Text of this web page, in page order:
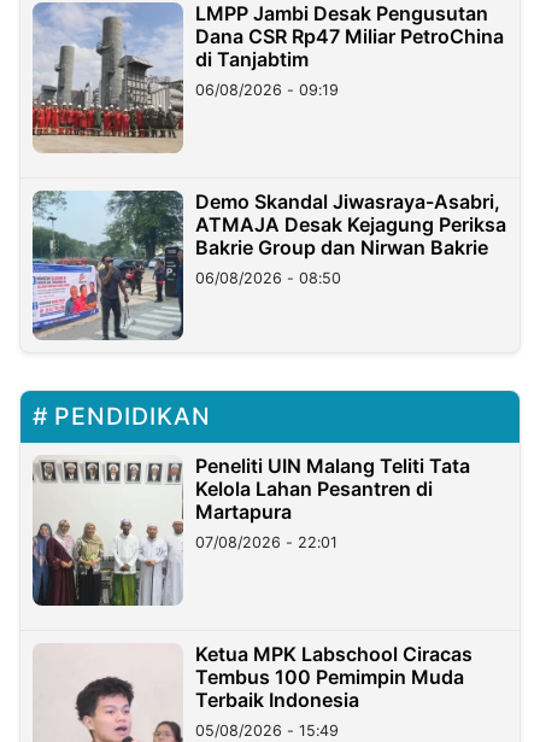
LMPP Jambi Desak Pengusutan
Dana CSR Rp47 Miliar PetroChina
di Tanjabtim
06/08/2026 - 09:19
Demo Skandal Jiwasraya-Asabri,
ATMAJA Desak Kejagung Periksa
Bakrie Group dan Nirwan Bakrie
06/08/2026 - 08:50
PENDIDIKAN
Peneliti UIN Malang Teliti Tata
Kelola Lahan Pesantren di
Martapura
07/08/2026 - 22:01
Ketua MPK Labschool Ciracas
Tembus 100 Pemimpin Muda
Terbaik Indonesia
05/08/2026 - 15:49